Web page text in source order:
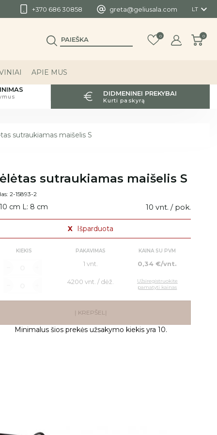
+370 686 30858 greta@geliusala.com LT 
0 0
APIE MUS
DIDMENINEI PREKYBAI
Kurti paskyrą
sutraukiamas maišelis S
sutraukiamas maišelis S
2-15893-2
cm L: 8 cm 10 vnt. / pok.
X Išparduota
KIEKIS PAKAVIMAS KAINA SU PVM
1 vnt. 0,34 €/vnt.
4200 vnt. / dėž.
Užsiregistruokite
pamatyti kainas
Į KREPŠELĮ
Minimalus šios prekės užsakymo kiekis yra 10.